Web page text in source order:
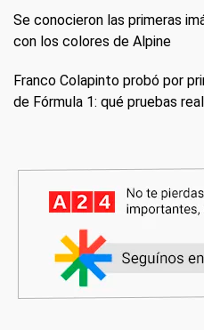
Se conocieron las primeras
con los colores de Alpine
Franco Colapinto probó por
de Fórmula 1: qué pruebas